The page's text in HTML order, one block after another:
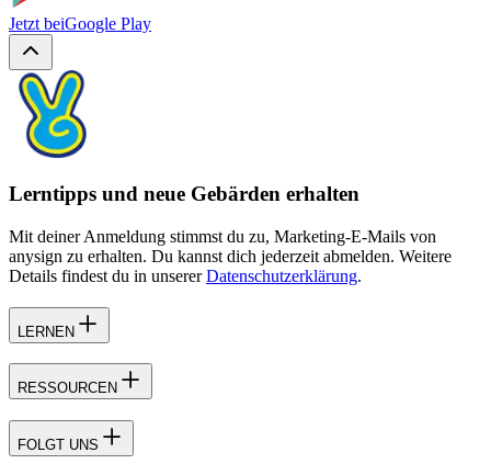
Jetzt beiGoogle Play
Lerntipps und neue Gebärden erhalten
Mit deiner Anmeldung stimmst du zu, Marketing-E-Mails von
anysign zu erhalten. Du kannst dich jederzeit abmelden. Weitere
Details findest du in unserer Datenschutzerklärung.
LERNEN
RESSOURCEN
FOLGT UNS